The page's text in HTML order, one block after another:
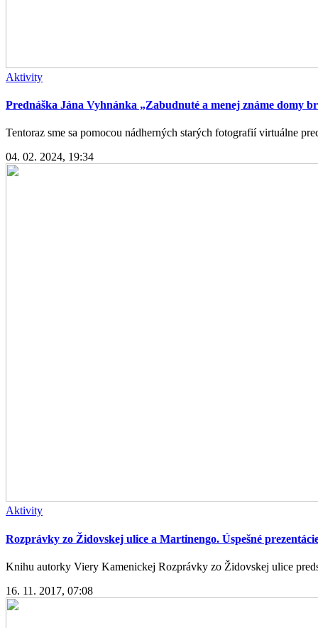
Aktivity
Prednáška Jána Vyhnánka „Zabudnuté a menej známe domy
Tentoraz sme sa pomocou nádherných starých fotografií virtuálne
04. 02. 2024, 19:34
Aktivity
Rozprávky zo Židovskej ulice a Martinengo. Úspešné
Knihu autorky Viery Kamenickej Rozprávky zo Židovskej ulice
16. 11. 2017, 07:08